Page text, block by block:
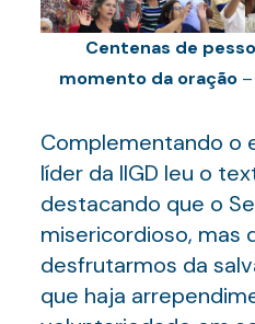
Centenas de
momento da oração–
Complementando o
líder da IIGD leu o
destacando que o
misericordioso, mas
desfrutarmos da
que haja